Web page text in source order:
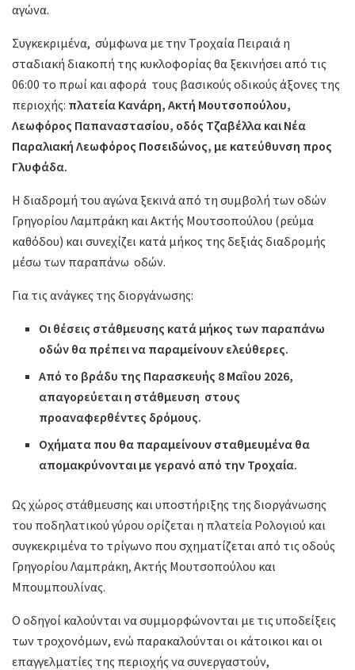
αγώνα.
Συγκεκριμένα, σύμφωνα με την Τροχαία Πειραιά η
σταδιακή διακοπή της κυκλοφορίας θα ξεκινήσει από τις
06:00 το πρωί και αφορά τους βασικούς οδικούς άξονες της
περιοχής: πλατεία Κανάρη, Ακτή Μουτσοπούλου,
Λεωφόρος Παπαναστασίου, οδός Τζαβέλλα και Νέα
Παραλιακή Λεωφόρος Ποσειδώνος, με κατεύθυνση προς
Γλυφάδα.
Η διαδρομή του αγώνα ξεκινά από τη συμβολή των οδών
Γρηγορίου Λαμπράκη και Ακτής Μουτσοπούλου (ρεύμα
καθόδου) και συνεχίζει κατά μήκος της δεξιάς διαδρομής
μέσω των παραπάνω οδών.
Για τις ανάγκες της διοργάνωσης:
Οι θέσεις στάθμευσης κατά μήκος των παραπάνω
οδών θα πρέπει να παραμείνουν ελεύθερες.
Από το βράδυ της Παρασκευής 8 Μαΐου 2026,
απαγορεύεται η στάθμευση στους
προαναφερθέντες δρόμους.
Οχήματα που θα παραμείνουν σταθμευμένα θα
απομακρύνονται με γερανό από την Τροχαία.
Ως χώρος στάθμευσης και υποστήριξης της διοργάνωσης
του ποδηλατικού γύρου ορίζεται η πλατεία Ρολογιού και
συγκεκριμένα το τρίγωνο που σχηματίζεται από τις οδούς
Γρηγορίου Λαμπράκη, Ακτής Μουτσοπούλου και
Μπουμπουλίνας.
Ο οδηγοί καλούνται να συμμορφώνονται με τις υποδείξεις
των τροχονόμων, ενώ παρακαλούνται οι κάτοικοι και οι
επαγγελματίες της περιοχής να συνεργαστούν,